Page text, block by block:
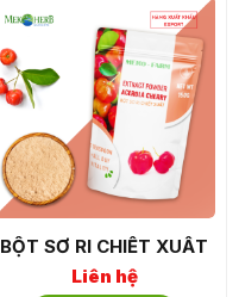
BỘT SƠ RI CHIẾT XUẤT
Liên hệ